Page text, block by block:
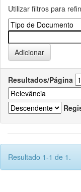
Utilizar filtros para
Resultados/Página
Resultado 1-1 de 1.